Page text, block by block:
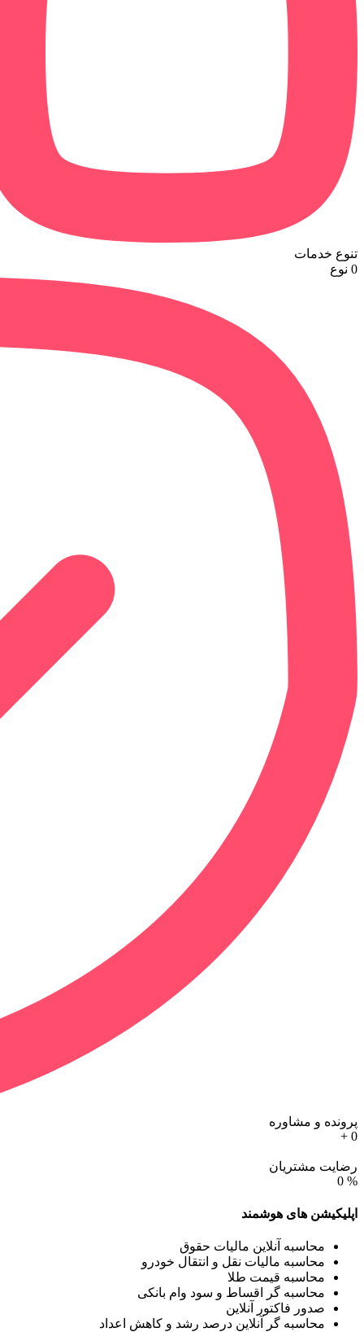
تنوع خدمات
0 نوع
پرونده و مشاوره
0
+
رضایت مشتریان
%
0
اپلیکیشن های هوشمند
محاسبه آنلاین مالیات حقوق
محاسبه مالیات نقل و انتقال خودرو
محاسبه قیمت طلا
محاسبه گر اقساط و سود وام بانکی
صدور فاکتور آنلاین
محاسبه گر آنلاین درصد رشد و کاهش اعداد